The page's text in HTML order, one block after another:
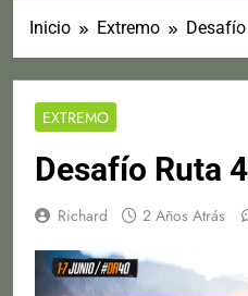
Inicio Extremo
EXTREMO
Desafío Ruta
Richard 2 Años Atrás